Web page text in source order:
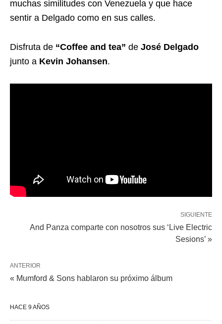
muchas similitudes con Venezuela y que hace
sentir a Delgado como en sus calles.
Disfruta de “Coffee and tea” de José Delgado
junto a Kevin Johansen.
SIGUIENTE
And Panza comparte con nosotros sus ‘Live Electric
Sesions’ »
ANTERIOR
« Mumford & Sons hablaron su próximo álbum
HACE 9 AÑOS